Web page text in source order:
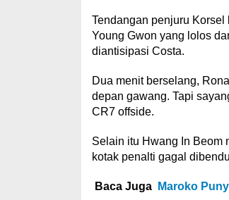
Tendangan penjuru
Young Gwon yang lolos
diantisipasi Costa.
Dua menit berselang,
depan gawang. Tapi
CR7 offside.
Selain itu Hwang In Beom
kotak penalti gagal
Baca Juga Maroko